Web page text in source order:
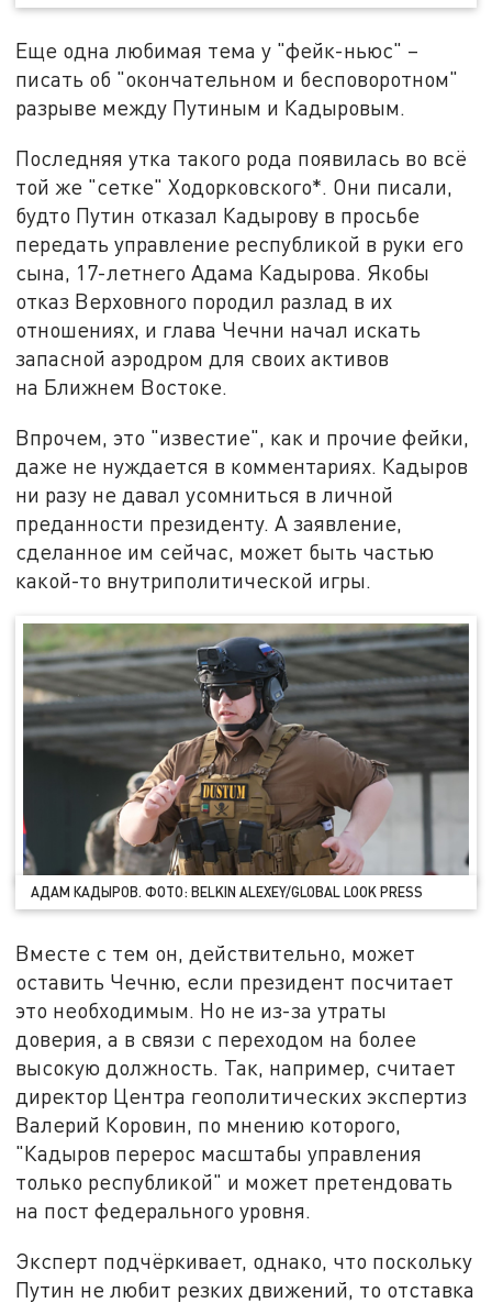
Еще одна любимая тема у "фейк-ньюс" –
писать об "окончательном и бесповоротном"
разрыве между Путиным и Кадыровым.
Последняя утка такого рода появилась во всё
той же "сетке" Ходорковского*. Они писали,
будто Путин отказал Кадырову в просьбе
передать управление республикой в руки его
сына, 17-летнего Адама Кадырова. Якобы
отказ Верховного породил разлад в их
отношениях, и глава Чечни начал искать
запасной аэродром для своих активов
на Ближнем Востоке.
Впрочем, это "известие", как и прочие фейки,
даже не нуждается в комментариях. Кадыров
ни разу не давал усомниться в личной
преданности президенту. А заявление,
сделанное им сейчас, может быть частью
какой-то внутриполитической игры.
АДАМ КАДЫРОВ. ФОТО: BELKIN ALEXEY/GLOBAL LOOK PRESS
Вместе с тем он, действительно, может
оставить Чечню, если президент посчитает
это необходимым. Но не из-за утраты
доверия, а в связи с переходом на более
высокую должность. Так, например, считает
директор Центра геополитических экспертиз
Валерий Коровин, по мнению которого,
"Кадыров перерос масштабы управления
только республикой" и может претендовать
на пост федерального уровня.
Эксперт подчёркивает, однако, что поскольку
Путин не любит резких движений, то отставка